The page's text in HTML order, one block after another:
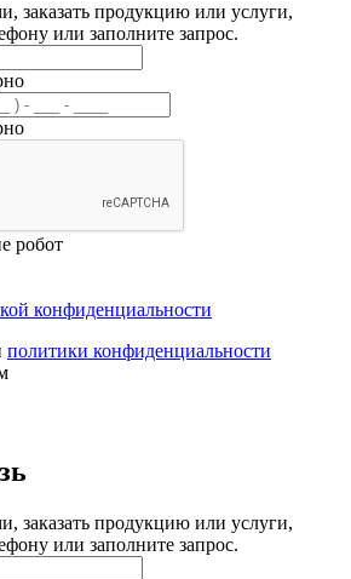
заказать продукцию или услуги,
или заполните запрос.
робот
конфиденциальности
политики конфиденциальности
заказать продукцию или услуги,
или заполните запрос.